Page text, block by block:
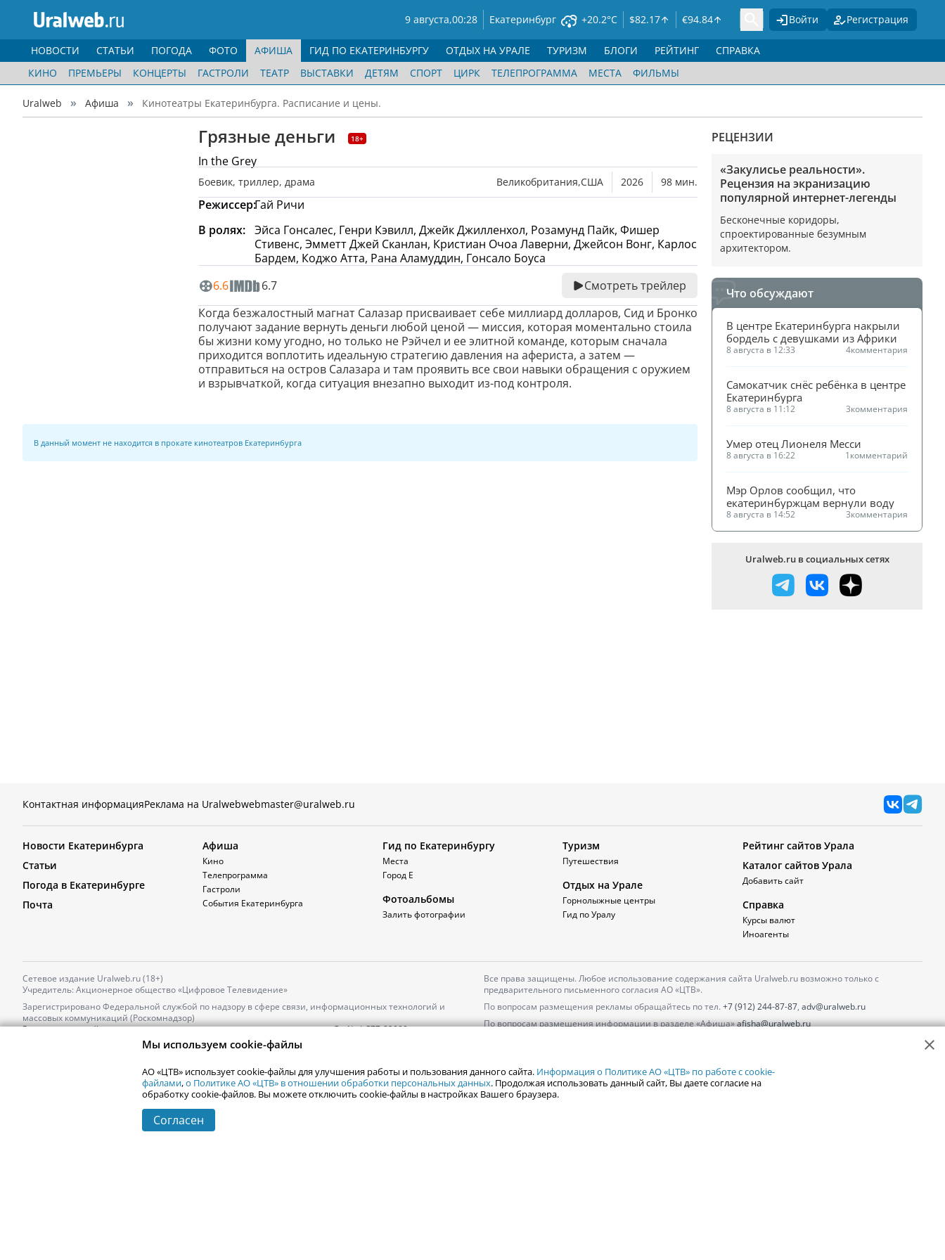
9 августа,00:28 Екатеринбург +20.2°C $82.17 €94.84 Войти Регистрация
НОВОСТИ СТАТЬИ ПОГОДА ФОТО
АФИША
КИНО
ПРЕМЬЕРЫ КОНЦЕРТЫ ГАСТРОЛИ ТЕАТР ВЫСТАВКИ ДЕТЯМ СПОРТ ЦИРК ТЕЛЕПРОГРАММА МЕСТА ФИЛЬМЫ
ГИД ПО ЕКАТЕРИНБУРГУ ОТДЫХ НА УРАЛЕ ТУРИЗМ БЛОГИ РЕЙТИНГ СПРАВКА
Uralweb Афиша Кинотеатры Екатеринбурга. Расписание и цены.
Грязные деньги 18+
In the Grey
6.6 6.7 Смотреть трейлер
Боевик, триллер, драма Великобритания,США 2026 98 мин.
Режиссер:Гай Ричи
В ролях: Эйса Гонсалес, Генри Кэвилл, Джейк Джилленхол, Розамунд Пайк, Фишер
Стивенс, Эмметт Джей Сканлан, Кристиан Очоа Лаверни, Джейсон Вонг, Карлос
Бардем, Коджо Атта, Рана Аламуддин, Гонсало Боуса
Когда безжалостный магнат Салазар присваивает себе миллиард долларов, Сид и Бронко
получают задание вернуть деньги любой ценой — миссия, которая моментально стоила
бы жизни кому угодно, но только не Рэйчел и ее элитной команде, которым сначала
приходится воплотить идеальную стратегию давления на афериста, а затем —
отправиться на остров Салазара и там проявить все свои навыки обращения с оружием
и взрывчаткой, когда ситуация внезапно выходит из-под контроля.
В данный момент не находится в прокате кинотеатров Екатеринбурга
РЕЦЕНЗИИ
«Закулисье реальности».
Рецензия на экранизацию
популярной интернет-легенды
Бесконечные коридоры,
спроектированные безумным
архитектором.
Что обсуждают
В центре Екатеринбурга накрыли
бордель с девушками из Африки
8 августа в 12:33 4комментария
Самокатчик снёс ребёнка в центре
Екатеринбурга
8 августа в 11:12 3комментария
Умер отец Лионеля Месси
8 августа в 16:22 1комментарий
Мэр Орлов сообщил, что
екатеринбуржцам вернули воду
8 августа в 14:52 3комментария
Uralweb.ru в социальных сетях
Контактная информацияРеклама на Uralwebwebmaster@uralweb.ru
Новости Екатеринбурга
Статьи
Погода в Екатеринбурге
Почта
Афиша
Кино
Телепрограмма
Гастроли
События Екатеринбурга
Гид по Екатеринбургу
Места
Город Е
Фотоальбомы
Залить фотографии
Туризм
Путешествия
Отдых на Урале
Горнолыжные центры
Гид по Уралу
Рейтинг сайтов Урала
Каталог сайтов Урала
Добавить сайт
Справка
Курсы валют
Иноагенты
Сетевое издание Uralweb.ru (18+)
Учредитель: Акционерное общество «Цифровое Телевидение»
Зарегистрировано Федеральной службой по надзору в сфере связи, информационных технологий и
массовых коммуникаций (Роскомнадзор)
Регистрационный номер и дата принятия решения о регистрации: серияЭл № ФС77-82000
+7 (912) 244-87-87,
Электронный адрес редакции:news@uralweb.ru
Все права защищены. Любое использование содержания сайта Uralweb.ru возможно только с
предварительного письменного согласия АО «ЦТВ».
По вопросам размещения рекламы обращайтесь по тел. +7 (912) 244-87-87, adv@uralweb.ru
По вопросам размещения информации в разделе «Афиша»afisha@uralweb.ru
Екатеринбург
Мы используем cookie-файлы
АО «ЦТВ» использует cookie-файлы для улучшения работы и пользования данного сайта. Информация о Политике АО «ЦТВ» по работе с cookie-
файлами,о Политике АО «ЦТВ» в отношении обработки персональных данных. Продолжая использовать данный сайт, Вы даете согласие на
обработку cookie-файлов. Вы можете отключить cookie-файлы в настройках Вашего браузера.
Согласен